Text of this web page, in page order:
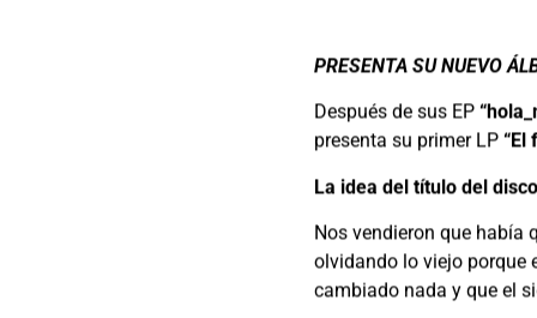
PRESENTA SU NUEVO
Después de sus EP
presenta su primer LP“El
La idea del título del
Nos vendieron que había
olvidando lo viejo porque
cambiado nada y que el